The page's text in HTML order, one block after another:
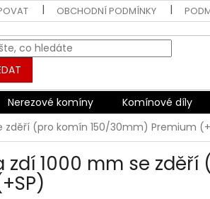
OBCHODNÍ PODMÍNKY
Nerezové komíny Komínové díly
zděří (pro komín 150/30mm) Premium
zdí 1000 mm se